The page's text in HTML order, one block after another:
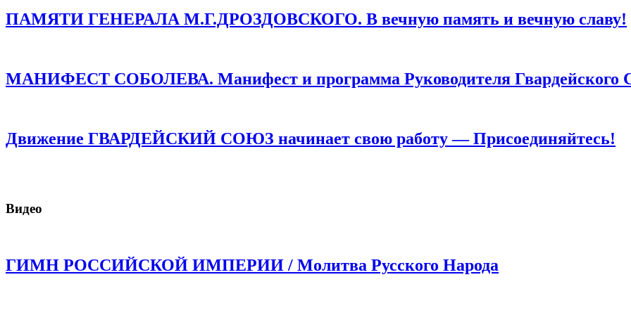
ПАМЯТИ ГЕНЕРАЛА М.Г.ДРОЗДОВСКОГО. В вечную память и вечную славу!
МАНИФЕСТ СОБОЛЕВА. Манифест и программа Руководителя Гвардейского
Движение ГВАРДЕЙСКИЙ СОЮЗ начинает свою работу — Присоединяйтесь!
Видео
ГИМН РОССИЙСКОЙ ИМПЕРИИ / Молитва Русского Народа